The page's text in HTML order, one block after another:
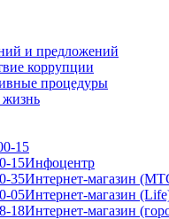
и предложений
коррупции
процедуры
15
15Инфоцентр
35Интернет-магазин
05Интернет-магазин
18Интернет-магазин